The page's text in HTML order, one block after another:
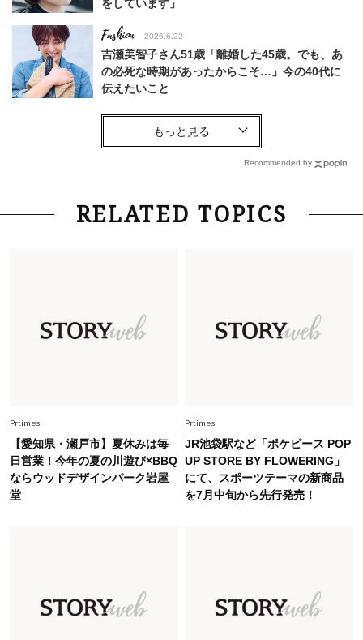
をしています」
Fashion 2026.6.22
吉瀬美智子さん51歳「離婚した45歳。でも、あ
の必死な時期があったからこそ…」今の40代に
伝えたいこと
Fashion
【40代コンサバ派】白Tシャツは「パール×ゴー
Lifestyle 2026.7.29
「お若いですね」は褒め言葉？“若い＝美しい”と
上野千鶴子先生が問い直す“理想の老後”の呪縛
【ジェンダー連載23】
Fashion 2026.6.12
中村ゆりさん「40代になり、やっと“仕事以外の
幸福感”に目が向いた」ライフスタイルも、服も
Recommended by
RELATED TOPICS
Prtimes
【愛知県・瀬戸市】夏休みは毎
日営業！今年の夏の川遊び×BBQ
ならウッドデザインパーク岩屋
堂
Prtimes
JR池袋駅など「ポケピース POP
UP STORE BY FLOWERING」
にて、スポーツテーマの新商品
を7月中旬から先行発売！